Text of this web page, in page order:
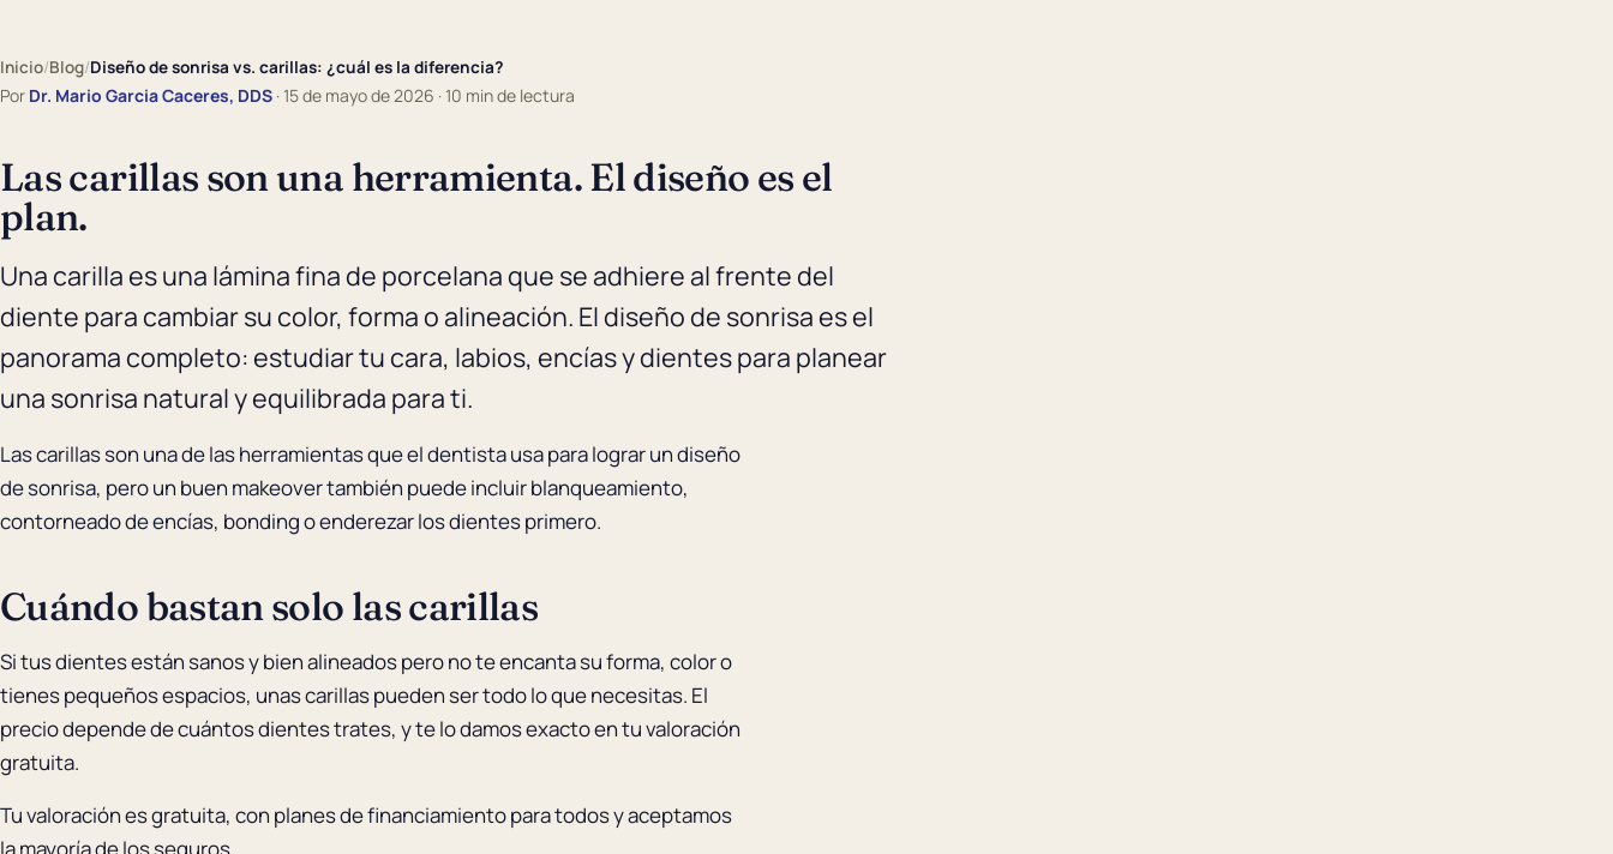
Inicio/Blog/Diseño de sonrisa vs. carillas: ¿cuál es la diferencia?
Por Dr. Mario Garcia Caceres, DDS · 15 de mayo de 2026 · 10 min de lectura
Las carillas son una herramienta. El diseño es el
plan.
Una carilla es una lámina fina de porcelana que se adhiere al frente del
diente para cambiar su color, forma o alineación. El diseño de sonrisa es el
panorama completo: estudiar tu cara, labios, encías y dientes para planear
una sonrisa natural y equilibrada para ti.
Las carillas son una de las herramientas que el dentista usa para lograr un diseño
de sonrisa, pero un buen makeover también puede incluir blanqueamiento,
contorneado de encías, bonding o enderezar los dientes primero.
Cuándo bastan solo las carillas
Si tus dientes están sanos y bien alineados pero no te encanta su forma, color o
tienes pequeños espacios, unas carillas pueden ser todo lo que necesitas. El
precio depende de cuántos dientes trates, y te lo damos exacto en tu valoración
gratuita.
Tu valoración es gratuita, con planes de financiamiento para todos y aceptamos
la mayoría de los seguros.